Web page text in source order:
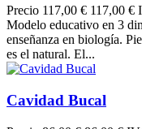
Precio 117,00 € 117,00 €
Modelo educativo en 3
enseñanza en biología.
es el natural. El...
Cavidad Bucal